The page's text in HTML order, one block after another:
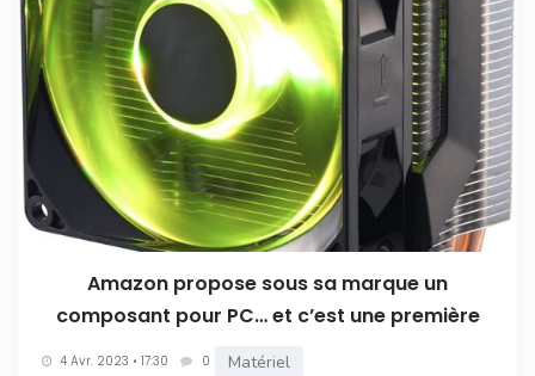
Amazon propose sous sa marque un
composant pour PC… et c’est une première
4 Avr. 2023 • 17:30 0 Matériel